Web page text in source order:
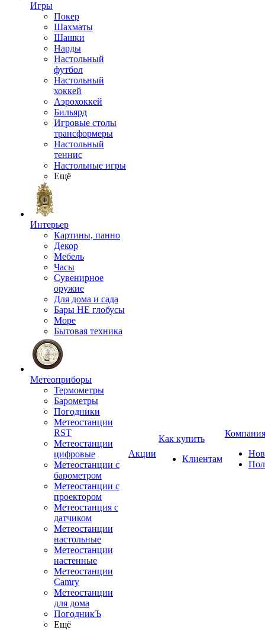
Игры
Покер
Шахматы
Шашки
Нарды
Настольный
футбол
Настольный
хоккей
Аэрохоккей
Бильярд
Игровые столы
трансформеры
Настольный
теннис
Настольные игры
Ещё
Интерьер
Картины, панно
Декор
Мебель
Часы
Сувенирное
оружие
Для дома и сада
Бары НЕ глобусы
Море
Бытовая техника
Метеоприборы
Термометры
Барометры
Погодники
Метеостанции
RST
Метеостанции
цифровые
Метеостанции с
барометром
Метеостанции с
проектором
Метеостанция с
датчиком
Метеостанции
настольные
Метеостанции
настенные
Метеостанции
Camry
Метеостанции
для дома
ПогодникЪ
Ещё
Акции
Как купить
Клиентам
Компания